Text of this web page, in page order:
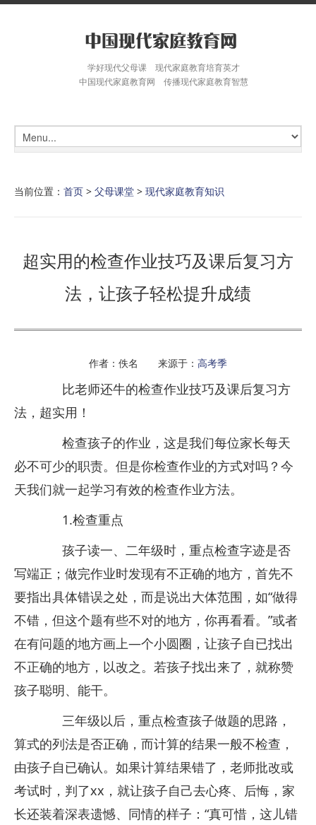
学好现代父母课 现代家庭教育培育英才
中国现代家庭教育网 传播现代家庭教育智慧
当前位置： 首页 > 父母课堂 > 现代家庭教育知识
超实用的检查作业技巧及课后复习方
法，让孩子轻松提升成绩
作者：佚名 来源于： 高考季
比老师还牛的检查作业技巧及课后复习方
法，超实用！
检查孩子的作业，这是我们每位家长每天
必不可少的职责。但是你检查作业的方式对吗？今
天我们就一起学习有效的检查作业方法。
1.检查重点
孩子读一、二年级时，重点检查字迹是否
写端正；做完作业时发现有不正确的地方，首先不
要指出具体错误之处，而是说出大体范围，如“做得
不错，但这个题有些不对的地方，你再看看。”或者
在有问题的地方画上—个小圆圈，让孩子自已找出
不正确的地方，以改之。若孩子找出来了，就称赞
孩子聪明、能干。
三年级以后，重点检查孩子做题的思路，
算式的列法是否正确，而计算的结果一般不检查，
由孩子自已确认。如果计算结果错了，老师批改或
考试时，判了xx，就让孩子自己去心疼、后悔，家
长还装着深表遗憾、同情的样子：“真可惜，这儿错